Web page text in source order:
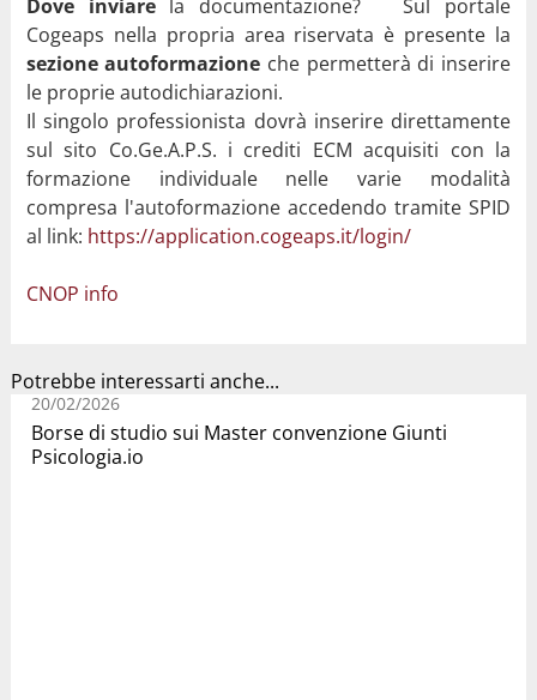
Dove inviarela documentazione? Sul portale
Cogeaps nella propria area riservata è presente la
sezione autoformazione che permetterà di inserire
le proprie autodichiarazioni.
Il singolo professionista dovrà inserire direttamente
sul sito Co.Ge.A.P.S. i crediti ECM acquisiti con la
formazione individuale nelle varie modalità
compresa l'autoformazione accedendo tramite SPID
al link: https://application.cogeaps.it/login/
CNOP info
Potrebbe interessarti anche...
20/02/2026
Borse di studio sui Master convenzione Giunti
Psicologia.io